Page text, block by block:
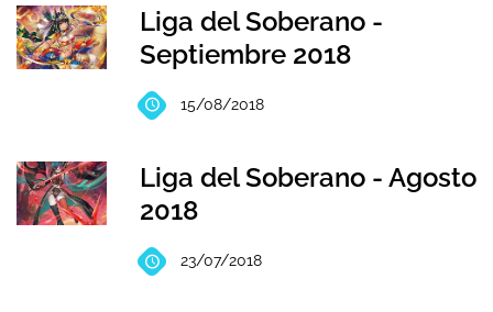
Liga del Soberano -
Septiembre 2018
15/08/2018
Liga del Soberano - Agosto
2018
23/07/2018